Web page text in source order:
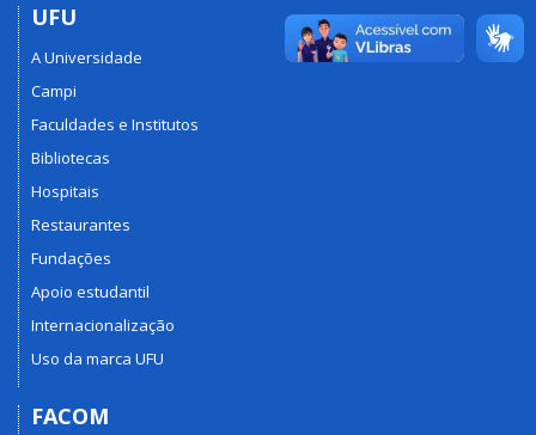
UFU
A Universidade
Campi
Faculdades e Institutos
Bibliotecas
Hospitais
Restaurantes
Fundações
Apoio estudantil
Internacionalização
Uso da marca UFU
FACOM